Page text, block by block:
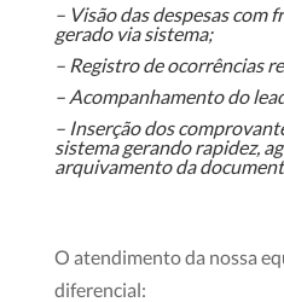
– Visão das despesas com
gerado via sistema;
– Registro de ocorrências
– Acompanhamento do
– Inserção dos
sistema gerando rapidez,
arquivamento da
O atendimento da nossa
diferencial: